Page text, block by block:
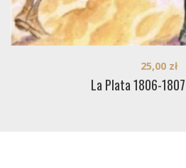
La Plata 1806-
25,00 zł